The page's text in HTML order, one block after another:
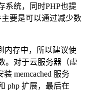
系统，同时PHP也提
主要是可以通过减少数
内存中，所以建议使
。对于云服务器（虚
memcached 服务
php 扩展，最后在